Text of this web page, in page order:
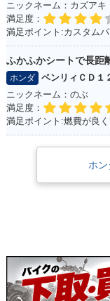
1998年 Super Cub
50 Deluxe・マイナ
ーチェンジ
ニックネーム：カズアキ
満足度：
満足ポイント:カスタム
ふかふかシートで長距
ホンダ
ベンリィＣＤ１
ニックネーム：のぶ
満足度：
満足ポイント:燃費が良
ホ